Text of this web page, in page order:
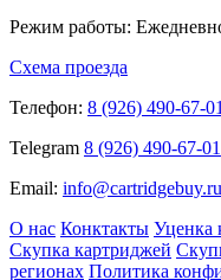
Режим работы:
Схема проезда
Телефон: 8 (926) 490-67-01
Telegram 8 (926) 490-67-01
Email: info@cartridgebuy.ru
О нас Конктакты Уценка
Скупка картриджей
регионах Политика